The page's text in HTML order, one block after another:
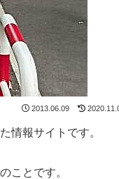
2013.06.09
情報サイトです。
ことです。